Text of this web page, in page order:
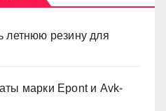
летнюю резину для
марки Epont и Avk-